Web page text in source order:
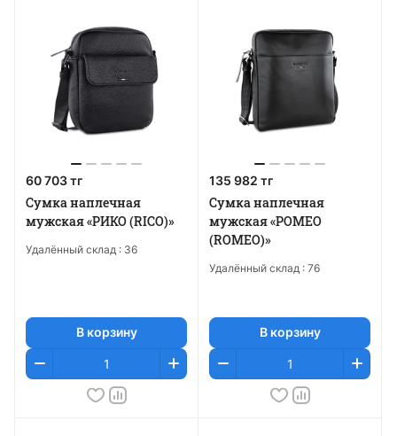
60 703 тг
Сумка наплечная
мужская «РИКО (RICO)»
Удалённый склад : 36
В корзину
135 982 тг
Сумка наплечная
мужская «РОМЕО
(ROMEO)»
Удалённый склад : 76
В корзину